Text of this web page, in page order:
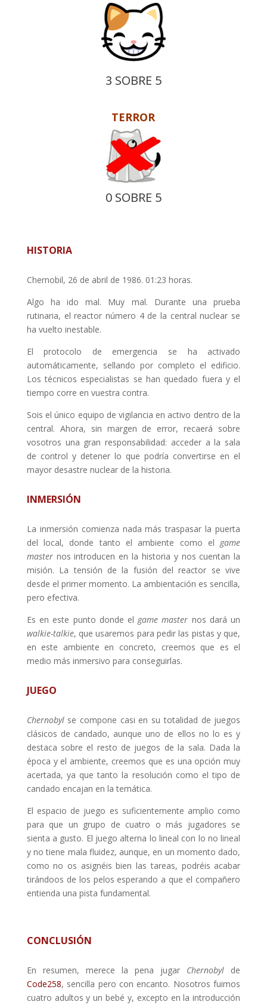
3 SOBRE 5
TERROR
0 SOBRE 5
HISTORIA
Chernobil, 26 de abril de 1986. 01:23 horas.
Algo ha ido mal. Muy mal. Durante una prueba
rutinaria, el reactor número 4 de la central nuclear se
ha vuelto inestable.
El protocolo de emergencia se ha activado
automáticamente, sellando por completo el edificio.
Los técnicos especialistas se han quedado fuera y el
tiempo corre en vuestra contra.
Sois el único equipo de vigilancia en activo dentro de la
central. Ahora, sin margen de error, recaerá sobre
vosotros una gran responsabilidad: acceder a la sala
de control y detener lo que podría convertirse en el
mayor desastre nuclear de la historia.
INMERSIÓN
La inmersión comienza nada más traspasar la puerta
del local, donde tanto el ambiente como el game
masternos introducen en la historia y nos cuentan la
misión. La tensión de la fusión del reactor se vive
desde el primer momento. La ambientación es sencilla,
pero efectiva.
Es en este punto donde el game master nos dará un
walkie-talkie, que usaremos para pedir las pistas y que,
en este ambiente en concreto, creemos que es el
medio más inmersivo para conseguirlas.
JUEGO
Chernobylse compone casi en su totalidad de juegos
clásicos de candado, aunque uno de ellos no lo es y
destaca sobre el resto de juegos de la sala. Dada la
época y el ambiente, creemos que es una opción muy
acertada, ya que tanto la resolución como el tipo de
candado encajan en la temática.
El espacio de juego es suficientemente amplio como
para que un grupo de cuatro o más jugadores se
sienta a gusto. El juego alterna lo lineal con lo no lineal
y no tiene mala fluidez, aunque, en un momento dado,
como no os asignéis bien las tareas, podréis acabar
tirándoos de los pelos esperando a que el compañero
entienda una pista fundamental.
CONCLUSIÓN
En resumen, merece la pena jugar Chernobyl de
Code258, sencilla pero con encanto. Nosotros fuimos
cuatro adultos y un bebé y, excepto en la introducción